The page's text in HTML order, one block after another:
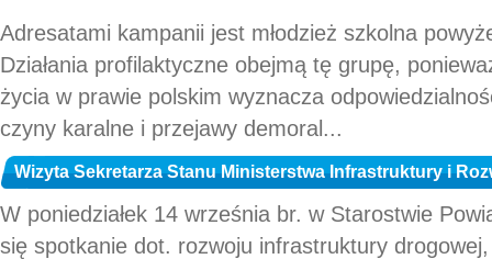
Adresatami kampanii jest młodzież szkolna
Działania profilaktyczne obejmą tę grupę,
życia w prawie polskim wyznacza
czyny karalne i przejawy demoral...
Wizyta Sekretarza Stanu Ministerstwa Infrastruktury i
W poniedziałek 14 września br. w Starostwie
się spotkanie dot. rozwoju infrastruktury